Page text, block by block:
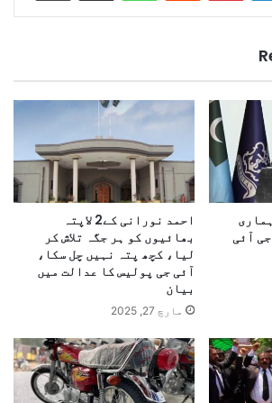
آئی
احمد نورانی کے2 لاپتہ
بھائیوں کو ہر جگہ تلاش کر
لیا، کچھ پتہ نہیں چل سکا،
آئی جی پولیس کا عدالت میں
بیان
مارچ 27, 2025